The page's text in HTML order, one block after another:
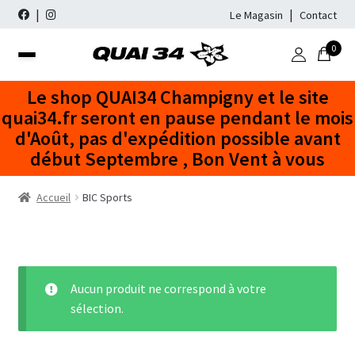
Le Magasin Contact
à
navigation
au
contenu
0
Recherche
Recherche
WINDSURF
PACKS COMPLETS
FLOTTEURS
Slalom Race
Freeride No Cam
Freeride Cam
Slalom / Race
Freestyle Wave
MATS
WHISBONES
FOIL DE WINDSURF
WINGFOIL
FLOTTEURS
FOILS
ACCESSOIRES / BAGAGERIE
STAND UP PADDLE
RIGIDE
ACCESSOIRES SUP
COMBINAISONS
CHAUSSONS
ACCESSOIRES NÉOPRÈNE
DESTOCKAGE
OCCASIONS
FLOTTEURS DE WINDSURF
MARQUES
Le shop QUAI34 Champigny et le site
quai34.fr seront en pause pendant le mois
d'Août, pas d'expédition possible avant
début Septembre , Bon Vent à vous
Accueil BIC Sports
Aucun produit ne correspond à votre
sélection.